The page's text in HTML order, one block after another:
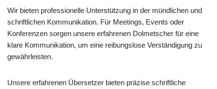
Wir bieten professionelle Unterstützung in der mündlichen und
schriftlichen Kommunikation. Für Meetings, Events oder
Konferenzen sorgen unsere erfahrenen Dolmetscher für eine
klare Kommunikation, um eine reibungslose Verständigung zu
gewährleisten.
Unsere erfahrenen Übersetzer bieten präzise schriftliche